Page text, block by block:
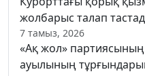
жолбарыс талап
7 тамыз, 2026
«Ақ жол»
ауылының